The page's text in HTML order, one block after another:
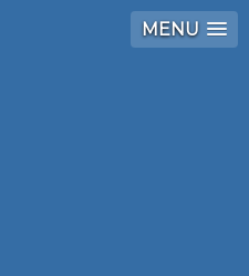
MENU